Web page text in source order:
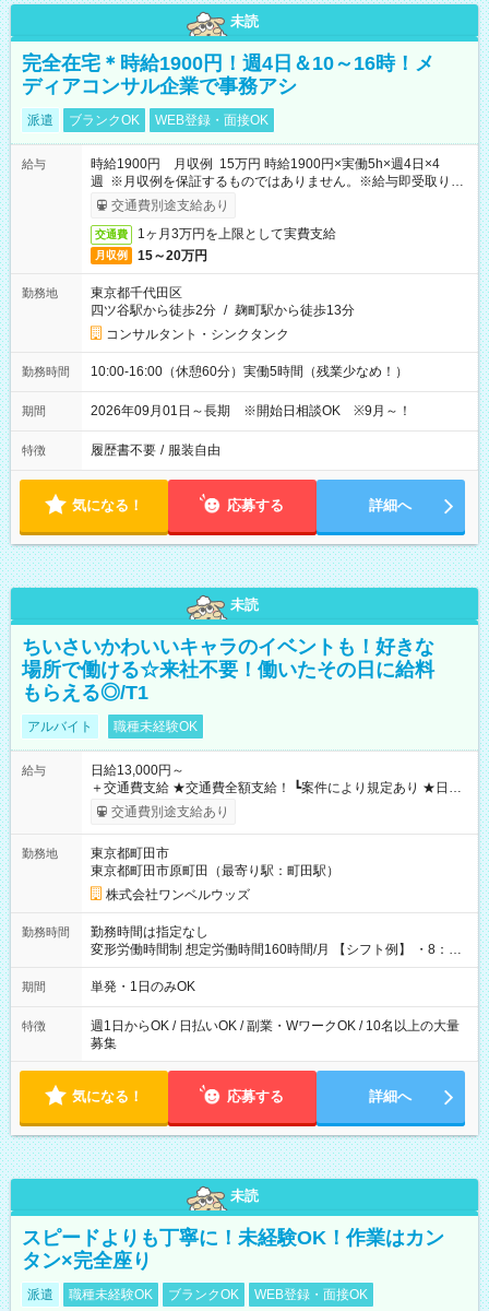
未読
完全在宅＊時給1900円！週4日＆10～16時！メ
ディアコンサル企業で事務アシ
派遣 ブランクOK WEB登録・面接OK
給与
時給1900円 月収例 15万円 時給1900円×実働5h×週4日×4
週 ※月収例を保証するものではありません。※給与即受取りサ
ービス利用可（利用条件有）
交通費別途支給あり
交通費 1ヶ月3万円を上限として実費支給
月収例 15～20万円
勤務地
東京都千代田区
四ツ谷駅から徒歩2分 / 麹町駅から徒歩13分
コンサルタント・シンクタンク
勤務時間 10:00-16:00（休憩60分）実働5時間（残業少なめ！）
期間 2026年09月01日～長期 ※開始日相談OK ※9月～！
特徴 履歴書不要 / 服装自由
気になる！ 応募する 詳細へ
未読
ちいさいかわいいキャラのイベントも！好きな
場所で働ける☆来社不要！働いたその日に給料
もらえる◎/T1
アルバイト 職種未経験OK
給与
日給13,000円～
＋交通費支給 ★交通費全額支給！ ┗案件により規定あり ★日払
いOK！（規定あり） ┗働いたその日に現金GET♪ お仕事後はコ
ンビニATMから 日払い分を引き落とせます！ 【試用期間】試
交通費別途支給あり
勤務地
東京都町田市
東京都町田市原町田（最寄り駅：町田駅）
株式会社ワンベルウッズ
勤務時間
勤務時間は指定なし
変形労働時間制 想定労働時間160時間/月 【シフト例】 ・8：00
～21：00
期間 単発・1日のみOK
特徴
週1日からOK / 日払いOK / 副業・WワークOK / 10名以上の大量
募集
気になる！ 応募する 詳細へ
未読
スピードよりも丁寧に！未経験OK！作業はカン
タン×完全座り
派遣 職種未経験OK ブランクOK WEB登録・面接OK